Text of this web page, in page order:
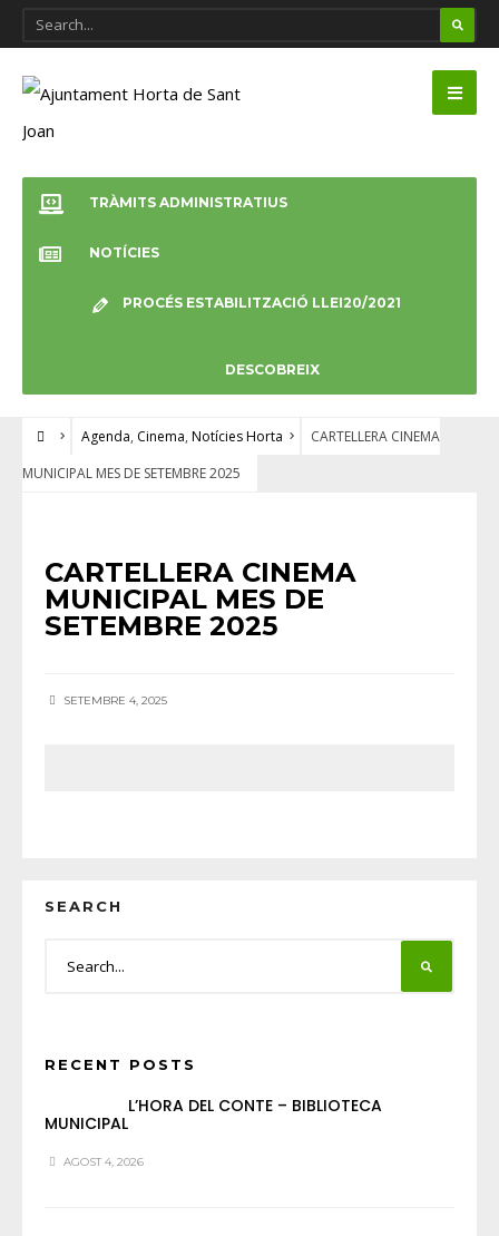
TRÀMITS ADMINISTRATIUS
NOTÍCIES
PROCÉS ESTABILITZACIÓ LLEI20/2021
DESCOBREIX
Agenda, Cinema, Notícies Horta
CARTELLERA CINEMA
MUNICIPAL MES DE SETEMBRE 2025
CARTELLERA CINEMA
MUNICIPAL MES DE
SETEMBRE 2025
SETEMBRE 4, 2025
SEARCH
RECENT POSTS
L’HORA DEL CONTE – BIBLIOTECA
MUNICIPAL
AGOST 4, 2026